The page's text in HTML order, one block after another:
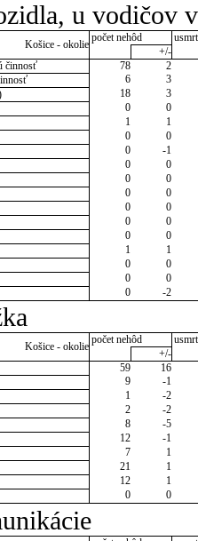
u vodičov
Košice - okolie
počet nehôd
+/-
činnosť
78
2
6
3
18
3
0
0
1
1
0
0
0
-1
0
0
0
0
0
0
0
0
0
0
0
0
1
1
0
0
0
0
0 -2
Košice - okolie
počet nehôd
+/-
59
16
9
-1
1
-2
2
-2
8
-5
12
-1
7
1
21
1
12
1
0 0